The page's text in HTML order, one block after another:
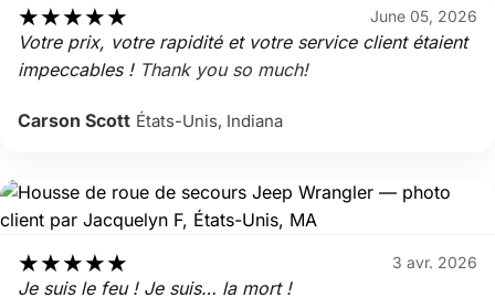
★★★★★ June 05, 2026
Votre prix, votre rapidité et votre service client étaient
impeccables ! Thank you so much!
Carson Scott États-Unis, Indiana
★★★★★ 3 avr. 2026
Je suis le feu ! Je suis… la mort !